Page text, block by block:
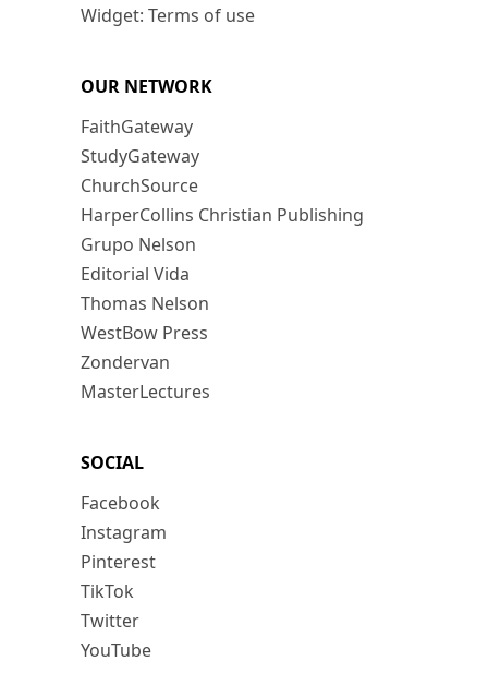
Widget: Terms of use
OUR NETWORK
FaithGateway
StudyGateway
ChurchSource
HarperCollins Christian Publishing
Grupo Nelson
Editorial Vida
Thomas Nelson
WestBow Press
Zondervan
MasterLectures
SOCIAL
Facebook
Instagram
Pinterest
TikTok
Twitter
YouTube